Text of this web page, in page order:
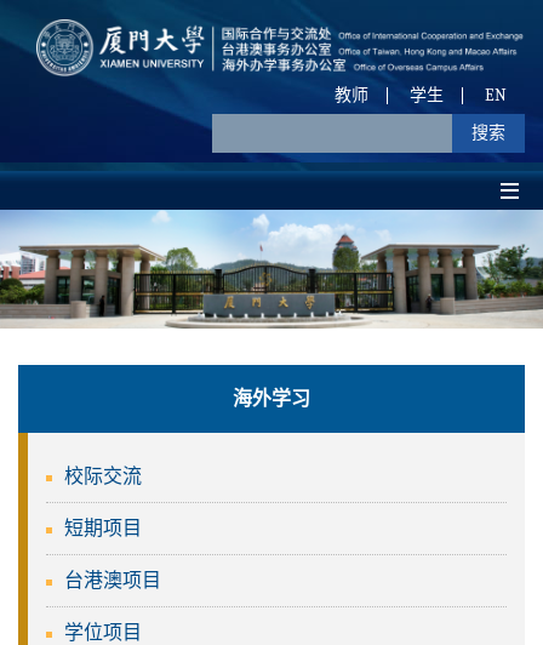
教师 学生 EN
海外学习
校际交流
短期项目
台港澳项目
学位项目